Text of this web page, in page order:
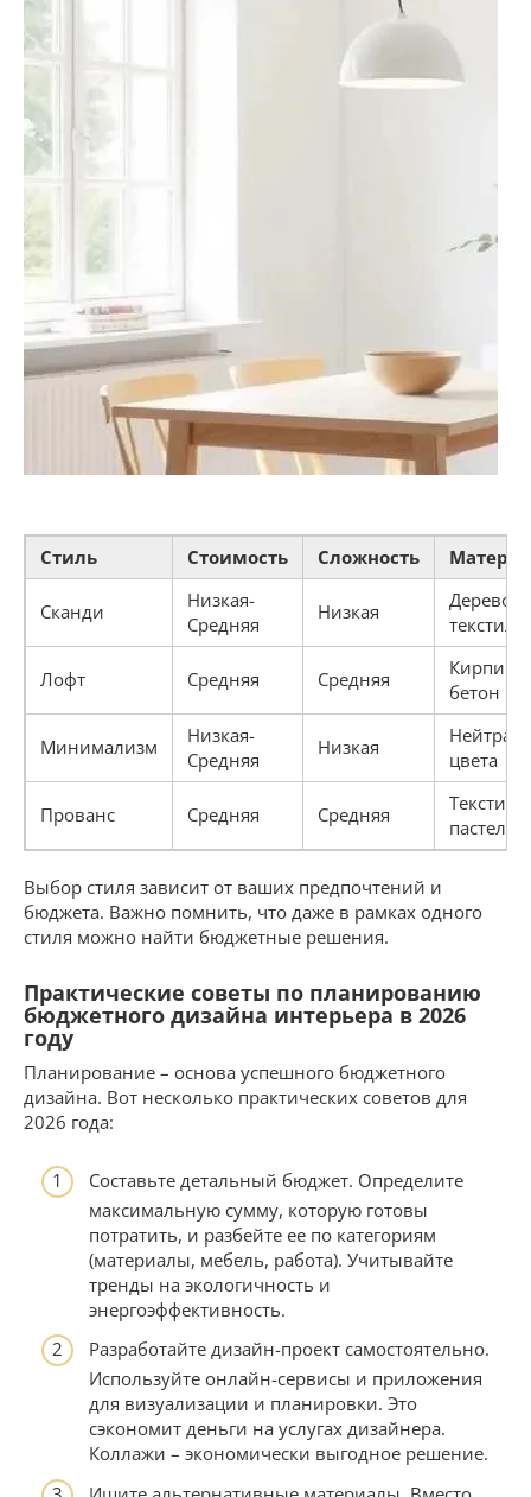
Стиль Стоимость Сложность
Сканди
Низкая-
Средняя
Низкая
Дерево,
текстиль
Лофт Средняя Средняя
Кирпич,
бетон
Минимализм
Низкая-
Средняя
Низкая
цвета
Прованс Средняя Средняя
Текстиль,
пастель
Выбор стиля зависит от ваших предпочтений и
бюджета. Важно помнить, что даже в рамках одного
стиля можно найти бюджетные решения.
Практические советы по планированию
бюджетного дизайна интерьера в 2026
году
Планирование – основа успешного бюджетного
дизайна. Вот несколько практических советов для
2026 года:
Составьте детальный бюджет. Определите
максимальную сумму, которую готовы
потратить, и разбейте ее по категориям
(материалы, мебель, работа). Учитывайте
тренды на экологичность и
энергоэффективность.
Разработайте дизайн-проект самостоятельно.
Используйте онлайн-сервисы и приложения
для визуализации и планировки. Это
сэкономит деньги на услугах дизайнера.
Коллажи – экономически выгодное решение.